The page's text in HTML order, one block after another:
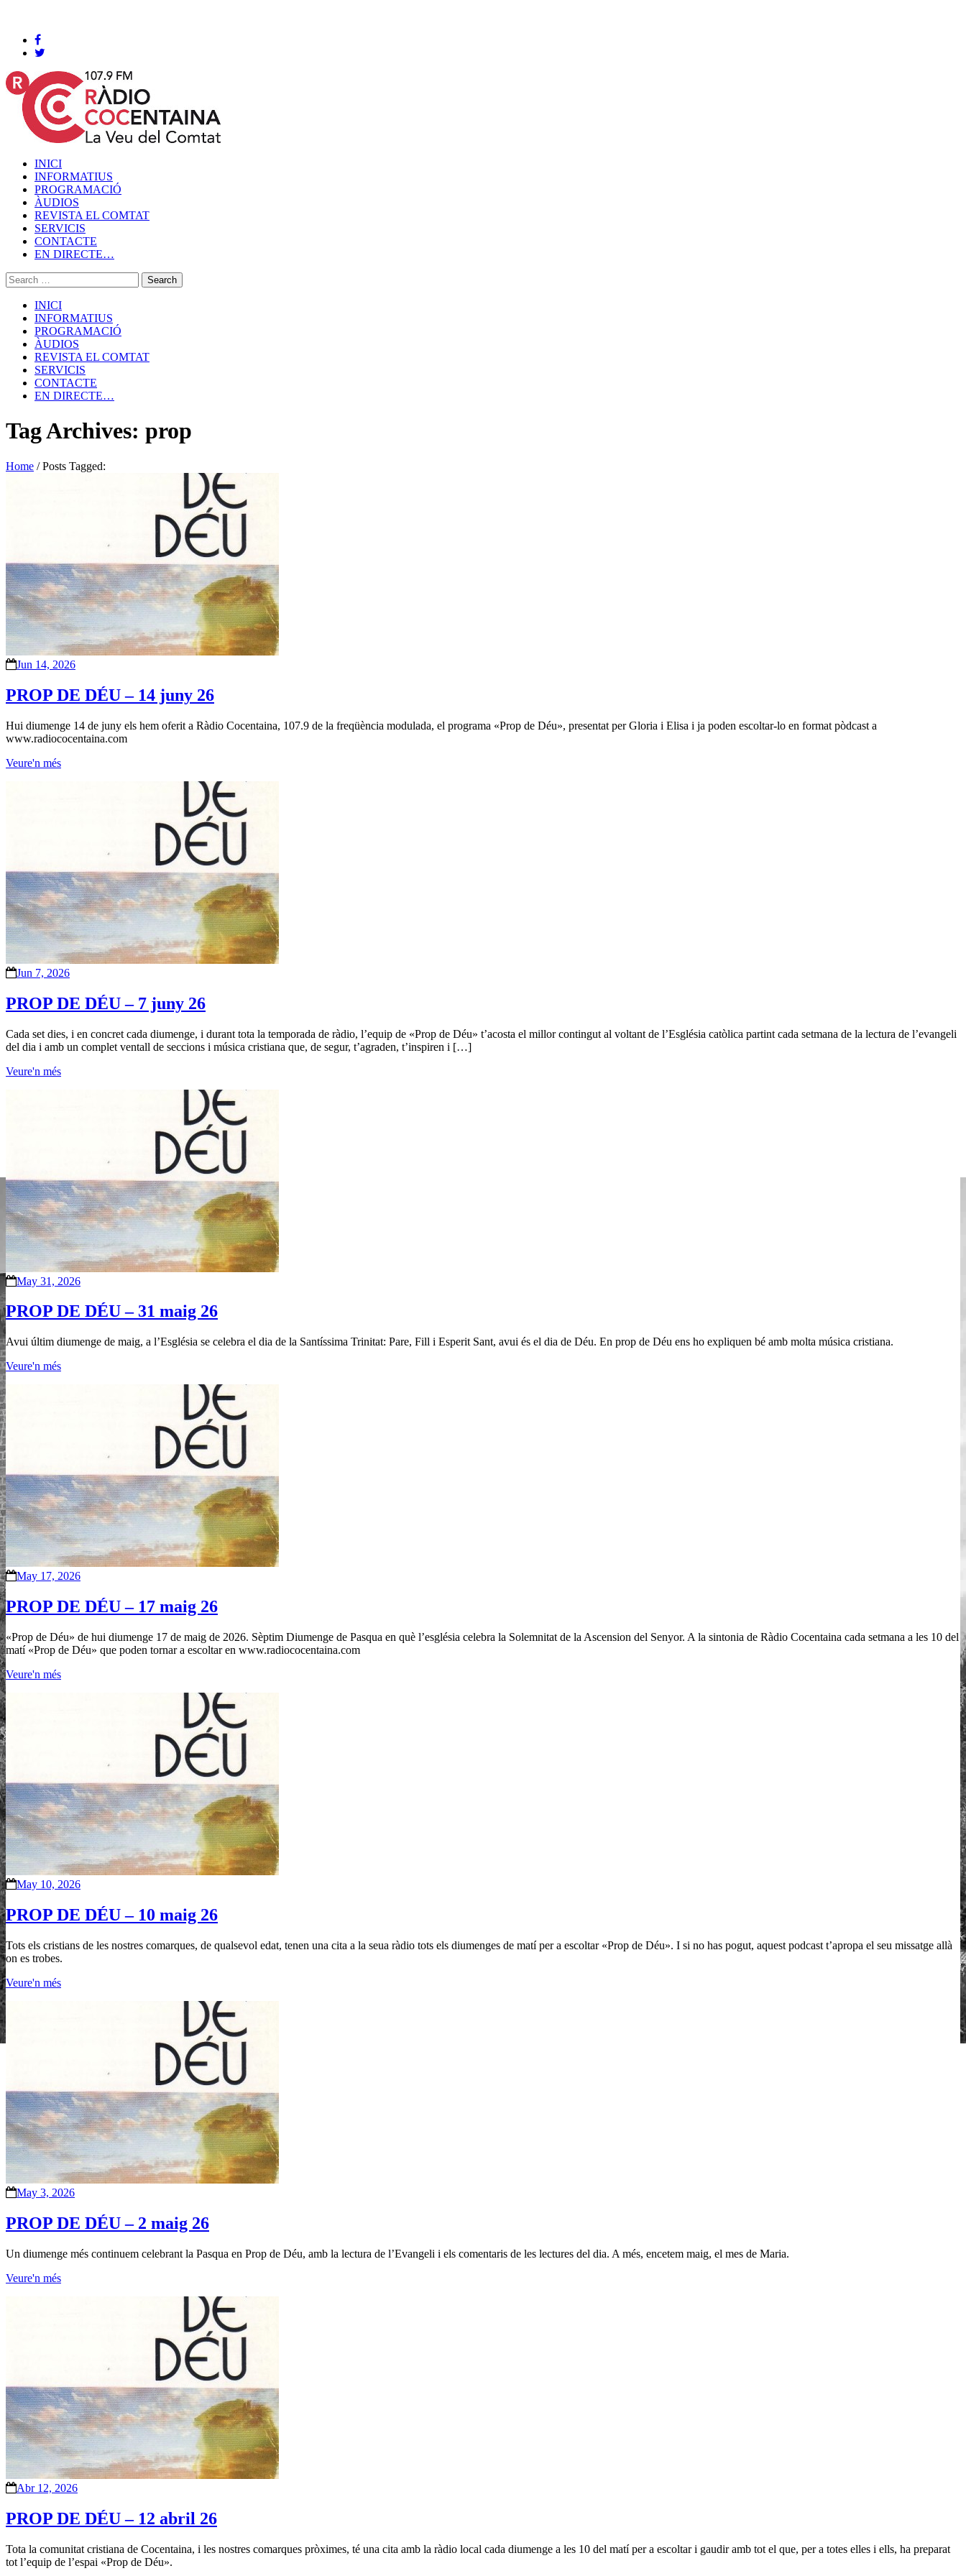
INICI
INFORMATIUS
PROGRAMACIÓ
ÀUDIOS
REVISTA EL COMTAT
SERVICIS
CONTACTE
EN DIRECTE…
INICI
INFORMATIUS
PROGRAMACIÓ
ÀUDIOS
REVISTA EL COMTAT
SERVICIS
CONTACTE
EN DIRECTE…
Tag Archives: prop
Home /Posts Tagged:
Jun 14, 2026
PROP DE DÉU – 14 juny 26
Hui diumenge 14 de juny els hem oferit a Ràdio Cocentaina, 107.9 de la freqüència modulada, el programa «Prop de Déu», presentat per Gloria i Elisa i ja poden escoltar-lo en format pòdcast a
www.radiococentaina.com
Veure'n més
Jun 7, 2026
PROP DE DÉU – 7 juny 26
Cada set dies, i en concret cada diumenge, i durant tota la temporada de ràdio, l’equip de «Prop de Déu» t’acosta el millor contingut al voltant de l’Església catòlica partint cada setmana de la lectura de l’evangeli
del dia i amb un complet ventall de seccions i música cristiana que, de segur, t’agraden, t’inspiren i […]
Veure'n més
May 31, 2026
PROP DE DÉU – 31 maig 26
Avui últim diumenge de maig, a l’Església se celebra el dia de la Santíssima Trinitat: Pare, Fill i Esperit Sant, avui és el dia de Déu. En prop de Déu ens ho expliquen bé amb molta música cristiana.
Veure'n més
May 17, 2026
PROP DE DÉU – 17 maig 26
«Prop de Déu» de hui diumenge 17 de maig de 2026. Sèptim Diumenge de Pasqua en què l’església celebra la Solemnitat de la Ascension del Senyor. A la sintonia de Ràdio Cocentaina cada setmana a les 10 del
matí «Prop de Déu» que poden tornar a escoltar en www.radiococentaina.com
Veure'n més
May 10, 2026
PROP DE DÉU – 10 maig 26
Tots els cristians de les nostres comarques, de qualsevol edat, tenen una cita a la seua ràdio tots els diumenges de matí per a escoltar «Prop de Déu». I si no has pogut, aquest podcast t’apropa el seu missatge allà
on es trobes.
Veure'n més
May 3, 2026
PROP DE DÉU – 2 maig 26
Un diumenge més continuem celebrant la Pasqua en Prop de Déu, amb la lectura de l’Evangeli i els comentaris de les lectures del dia. A més, encetem maig, el mes de Maria.
Veure'n més
Abr 12, 2026
PROP DE DÉU – 12 abril 26
Tota la comunitat cristiana de Cocentaina, i les nostres comarques pròximes, té una cita amb la ràdio local cada diumenge a les 10 del matí per a escoltar i gaudir amb tot el que, per a totes elles i ells, ha preparat
tot l’equip de l’espai «Prop de Déu».